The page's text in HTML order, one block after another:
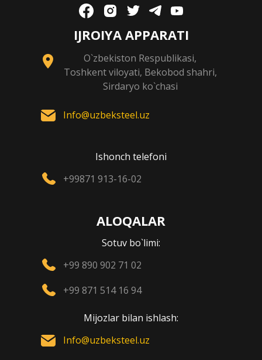
IJROIYA APPARATI
O`zbekiston Respublikasi,
Toshkent viloyati, Bekobod shahri,
Sirdaryo ko`chasi
Info@uzbeksteel.uz
Ishonch telefoni
+99871 913-16-02
ALOQALAR
Sotuv bo`limi:
+99 890 902 71 02
+99 871 514 16 94
Mijozlar bilan ishlash:
Info@uzbeksteel.uz